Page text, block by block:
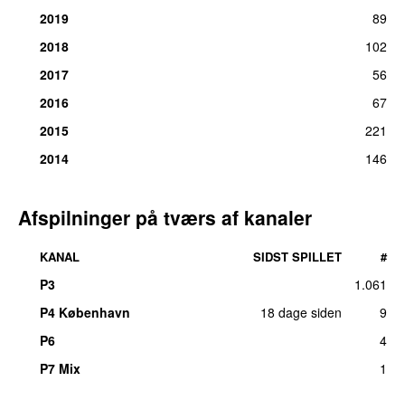
2019
89
2018
102
2017
56
2016
67
2015
221
2014
146
Afspilninger på tværs af kanaler
KANAL SIDST SPILLET #
P3
1.061
P4 København
18 dage siden
9
P6
4
P7 Mix
1